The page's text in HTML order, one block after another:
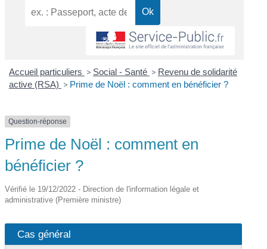
Accueil particuliers > Social - Santé > Revenu de solidarité
active (RSA) > Prime de Noël : comment en bénéficier ?
Question-réponse
Prime de Noël : comment en
bénéficier ?
Vérifié le 19/12/2022 - Direction de l'information légale et
administrative (Première ministre)
Cas général